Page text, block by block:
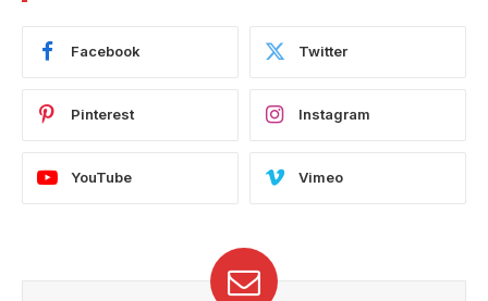
Facebook Twitter
Pinterest Instagram
YouTube Vimeo